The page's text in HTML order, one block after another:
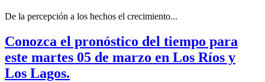
De la percepción a los hechos el crecimiento...
Conozca el pronóstico del tiempo para
este martes 05 de marzo en Los Ríos y
Los Lagos.